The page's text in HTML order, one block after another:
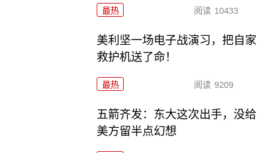
最热 阅读 10433
美利坚一场电子战演习，把自家
救护机送了命！
最热 阅读 9209
五箭齐发：东大这次出手，没给
美方留半点幻想